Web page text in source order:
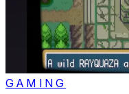
GAMING